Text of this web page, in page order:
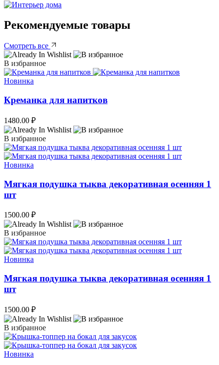
Рекомендуемые товары
Смотреть все
В избранное
Новинка
Креманка для напитков
1480.00 ₽
В избранное
Новинка
Мягкая подушка тыква декоративная осенняя 1
шт
1500.00 ₽
В избранное
Новинка
Мягкая подушка тыква декоративная осенняя 1
шт
1500.00 ₽
В избранное
Новинка